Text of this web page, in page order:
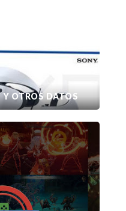
Y OTROS DATOS